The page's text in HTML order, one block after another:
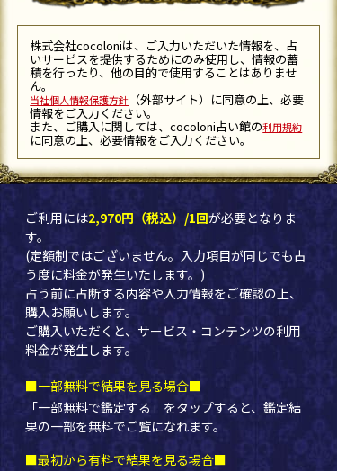
株式会社cocoloniは、ご入力いただいた情報を、占
いサービスを提供するためにのみ使用し、情報の蓄
積を行ったり、他の目的で使用することはありませ
ん。
当社個人情報保護方針 （外部サイト）に同意の上、必要
情報をご入力ください。
また、ご購入に関しては、cocoloni占い館の利用規約
に同意の上、必要情報をご入力ください。
ご利用には2,970円（税込）/1回が必要となりま
す。
(定額制ではございません。入力項目が同じでも占
う度に料金が発生いたします。)
占う前に占断する内容や入力情報をご確認の上、
購入お願いします。
ご購入いただくと、サービス・コンテンツの利用
料金が発生します。
■一部無料で結果を見る場合■
「一部無料で鑑定する」をタップすると、鑑定結
果の一部を無料でご覧になれます。
■最初から有料で結果を見る場合■